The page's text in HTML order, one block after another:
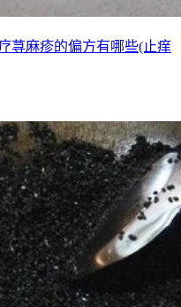
汁有橙汁、苹果汁、猕猴
荨麻疹的偏方有哪些(止痒